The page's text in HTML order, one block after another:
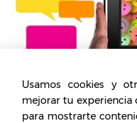
Usamos cookies y
mejorar tu experiencia
para mostrarte